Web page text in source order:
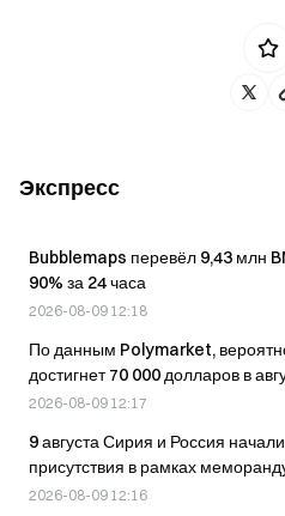
Экспресс
Bubblemaps перевёл 9,43 млн
90% за 24 часа
2026-08-09 12:18
По данным Polymarket,
достигнет 70 000 долларов в
2026-08-09 12:17
9 августа Сирия и Россия
присутствия в рамках
2026-08-09 12:16